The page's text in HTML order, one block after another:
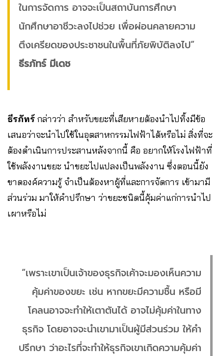
ในการจัดการ อาจจะเป็นสถาบันการศึกษา
นักศึกษาอาชีวะลงไปช่วย เพื่อผ่อนคลายความ
ตึงเครียดของประชาชนในพื้นที่ภัยพิบัติลงไป”
ธีรภัทร์ มีเดช
ธีรภัทร์ กล่าวว่า สำหรับขยะที่เสียหายต้องนำไปทิ้งมีข้อ
เสนอว่าจะนำไปใช้ในอุตสาหกรรมไฟฟ้าได้หรือไม่ สิ่งที่จะ
ต้องดำเนินการประสานหลังจากนี้ คือ อยากให้โรงไฟฟ้าที่
ใช้พลังงานขยะ นำขยะไปแปลงเป็นพลังงาน ซึ่งตอนนี้ยัง
ขาดองค์ความรู้ จำเป็นต้องหาผู้ที่และการจัดการ เข้ามามี
ส่วนร่วม มาให้คำปรึกษา ว่าขยะชนิดนี้คุ้มค่าแก่การนำไป
เผาหรือไม่
“เพราะเขาเป็นเจ้าของธุรกิจเค้าจะมองเห็นความ
คุ้มค่าของขยะ เช่น หากขยะมีความชื้น หรือมี
โคลนอาจจะทำให้เตาตันได้ อาจไม่คุ้มค่าในทาง
ธุรกิจ โดยอาจจะนำเขามาเป็นผู้มีส่วนร่วม ให้คำ
ปรึกษา ว่าอะไรที่จะทำให้ธุรกิจเขาเกิดความคุ้มค่า